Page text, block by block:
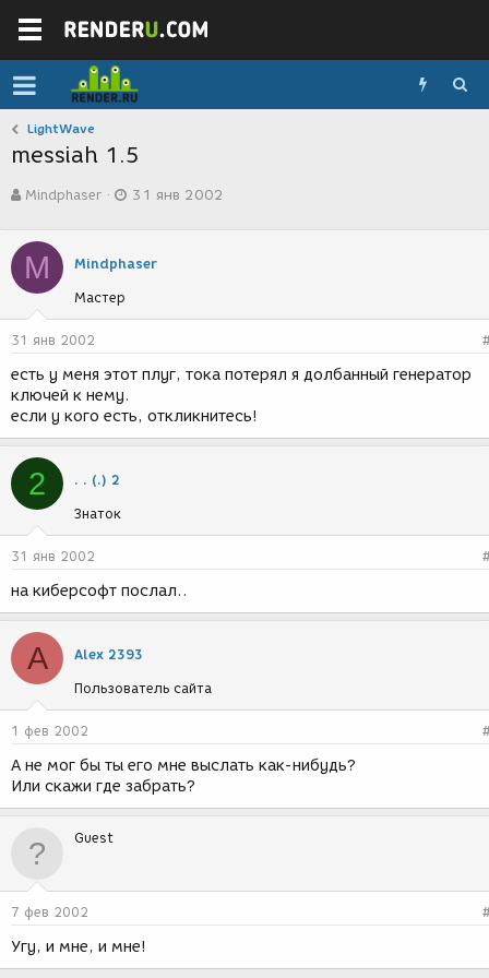
LightWave
messiah 1.5
в
о
р
т
е
м
ы
Mindphaser
а
с
д
и
31 янв 2002
M Mindphaser
Мастер
31 янв 2002
есть у меня этот плуг, тока потерял я долбанный генератор
ключей к нему.
если у кого есть, откликнитесь!
2 . . (.) 2
Знаток
31 янв 2002
на киберсофт послал..
A Alex 2393
Пользователь сайта
1 фев 2002
А не мог бы ты его мне выслать как-нибудь?
Или скажи где забрать?
Guest
7 фев 2002
Угу, и мне, и мне!